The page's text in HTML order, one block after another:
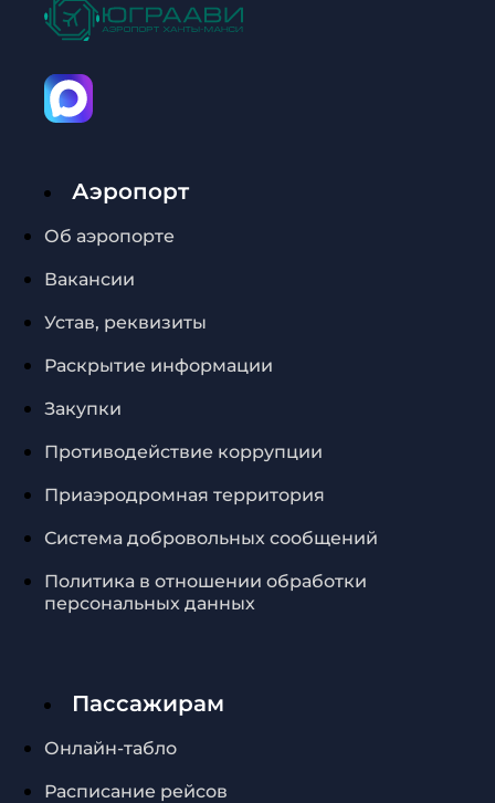
Аэропорт
Об аэропорте
Вакансии
Устав, реквизиты
Раскрытие информации
Закупки
Противодействие коррупции
Приаэродромная территория
Система добровольных сообщений
Политика в отношении обработки
персональных данных
Пассажирам
Онлайн-табло
Расписание рейсов